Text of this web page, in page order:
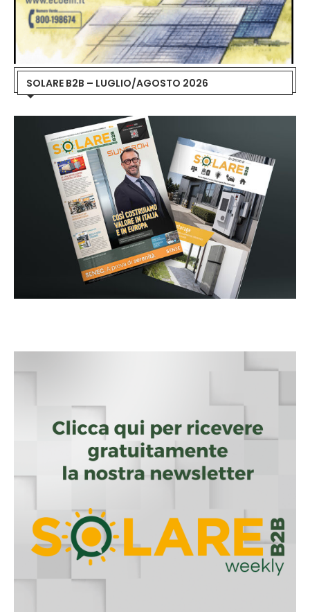
SOLARE B2B – LUGLIO/AGOSTO 2026